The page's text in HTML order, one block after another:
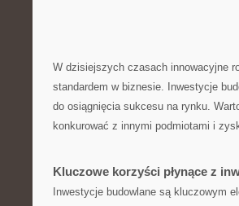
W dzisiejszych czasach innowacyjne
standardem w biznesie. Inwestycje
do osiągnięcia sukcesu na rynku.
konkurować z innymi podmiotami i
Kluczowe korzyści płynące z
Inwestycje budowlane są kluczowym